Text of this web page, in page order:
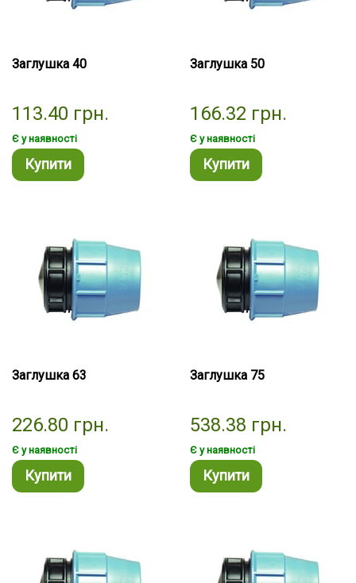
Заглушка 40
113.40 грн.
Є у наявності
Купити
Заглушка 50
166.32 грн.
Є у наявності
Купити
Заглушка 63
226.80 грн.
Є у наявності
Купити
Заглушка 75
538.38 грн.
Є у наявності
Купити